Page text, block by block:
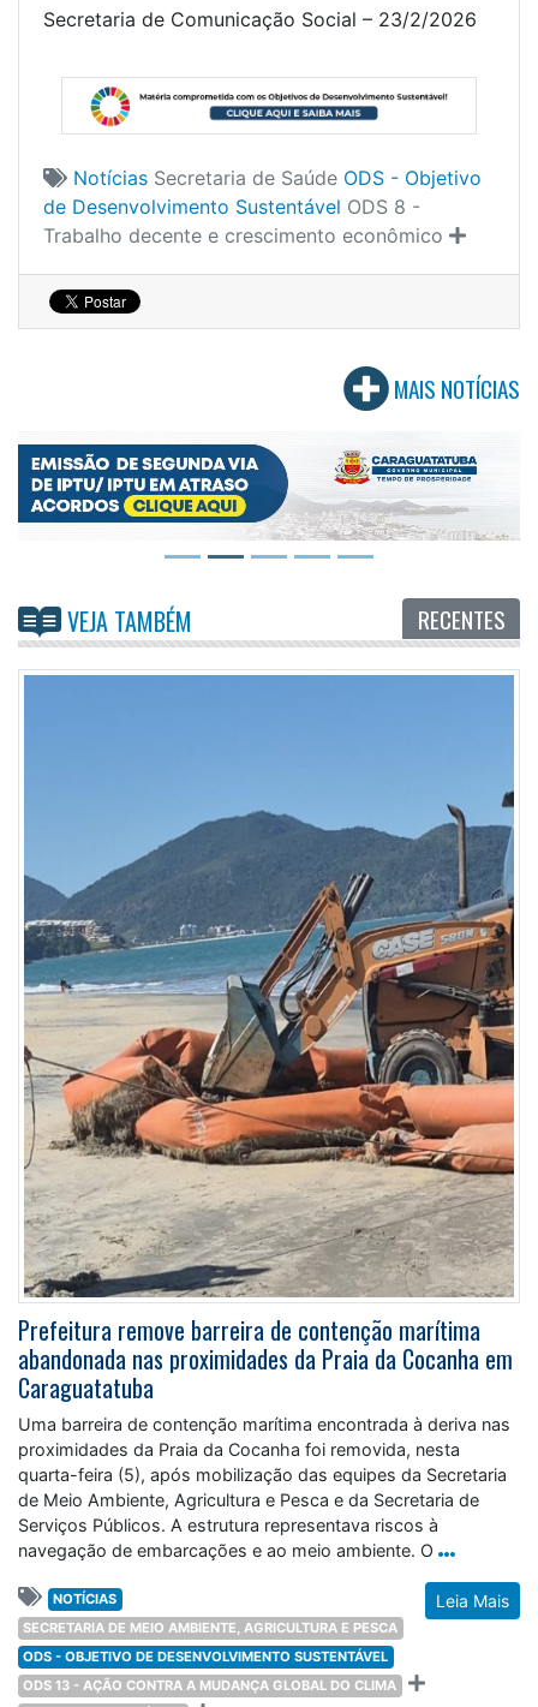
Secretaria de Comunicação Social – 23/2/2026
Notícias Secretaria de Saúde ODS - Objetivo
de Desenvolvimento Sustentável ODS 8 -
Trabalho decente e crescimento econômico
MAIS NOTÍCIAS
VEJA TAMBÉM RECENTES
Prefeitura remove barreira de contenção marítima
abandonada nas proximidades da Praia da Cocanha em
Caraguatatuba
Uma barreira de contenção marítima encontrada à deriva nas
proximidades da Praia da Cocanha foi removida, nesta
quarta-feira (5), após mobilização das equipes da Secretaria
de Meio Ambiente, Agricultura e Pesca e da Secretaria de
Serviços Públicos. A estrutura representava riscos à
navegação de embarcações e ao meio ambiente. O
Leia Mais
NOTÍCIAS
SECRETARIA DE MEIO AMBIENTE, AGRICULTURA E PESCA
ODS - OBJETIVO DE DESENVOLVIMENTO SUSTENTÁVEL
ODS 13 - AÇÃO CONTRA A MUDANÇA GLOBAL DO CLIMA